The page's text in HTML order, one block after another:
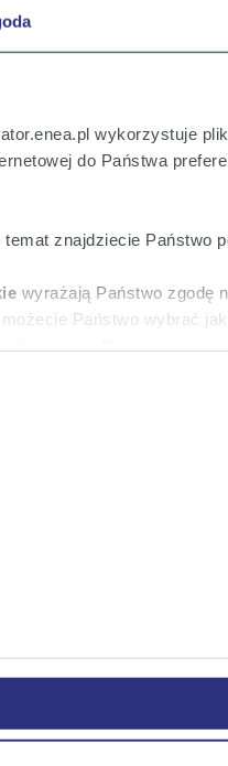
wykorzystuje
do Państwa
temat znajdziecie Państwo
wyrażają Państwo zgodę
, możecie Państwo wybrać